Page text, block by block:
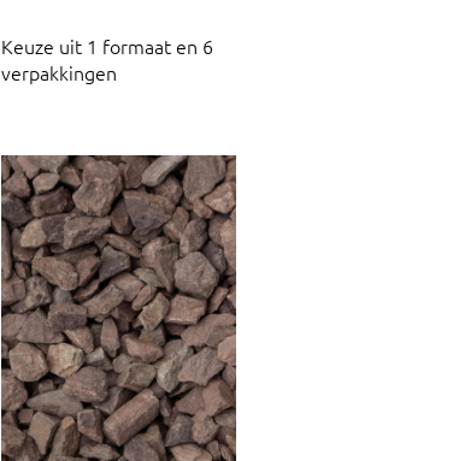
Keuze uit 1 formaat en 6
verpakkingen